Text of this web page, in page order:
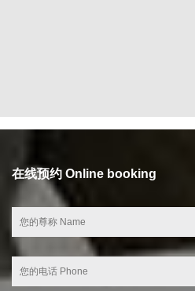
在线预约 Online booking